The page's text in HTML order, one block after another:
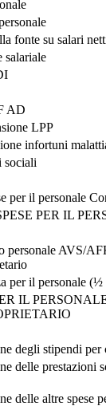
fonte su salari
salariale
AD
LPP
infortuni
sociali
per il personale
PER IL
personale AVS/
per il personale (½
IL
degli stipendi per
delle prestazioni
delle altre spese